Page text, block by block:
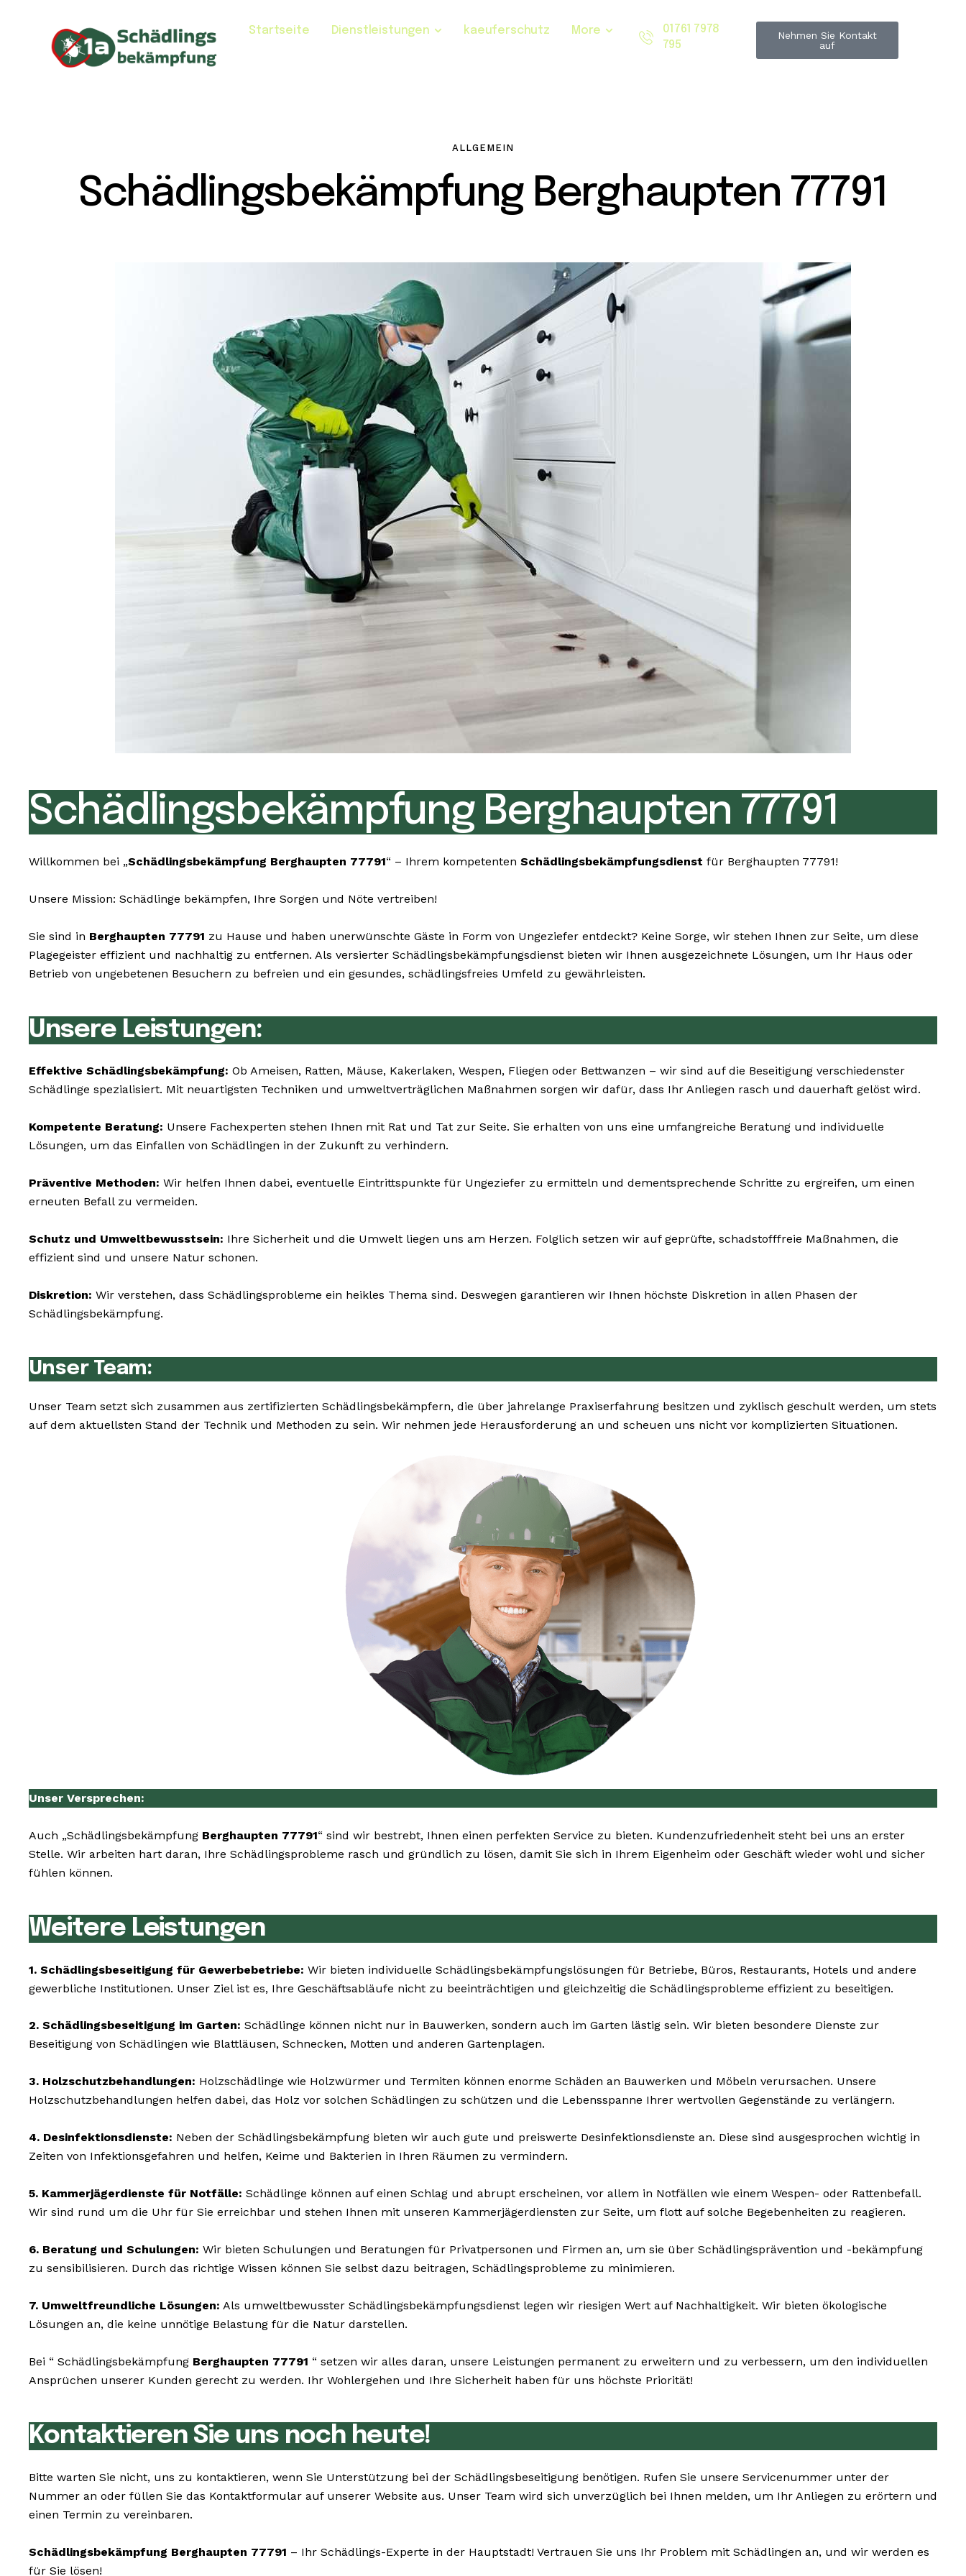
Startseite Dienstleistungen kaeuferschutz More
01761 7978
795
Nehmen Sie Kontakt
auf
ALLGEMEIN
Schädlingsbekämpfung Berghaupten 77791
Schädlingsbekämpfung Berghaupten 77791
Willkommen bei „Schädlingsbekämpfung Berghaupten 77791“ – Ihrem kompetenten Schädlingsbekämpfungsdienst für Berghaupten 77791!
Unsere Mission: Schädlinge bekämpfen, Ihre Sorgen und Nöte vertreiben!
Sie sind in Berghaupten 77791 zu Hause und haben unerwünschte Gäste in Form von Ungeziefer entdeckt? Keine Sorge, wir stehen Ihnen zur Seite, um diese
Plagegeister effizient und nachhaltig zu entfernen. Als versierter Schädlingsbekämpfungsdienst bieten wir Ihnen ausgezeichnete Lösungen, um Ihr Haus oder
Betrieb von ungebetenen Besuchern zu befreien und ein gesundes, schädlingsfreies Umfeld zu gewährleisten.
Unsere Leistungen:
Effektive Schädlingsbekämpfung: Ob Ameisen, Ratten, Mäuse, Kakerlaken, Wespen, Fliegen oder Bettwanzen – wir sind auf die Beseitigung verschiedenster
Schädlinge spezialisiert. Mit neuartigsten Techniken und umweltverträglichen Maßnahmen sorgen wir dafür, dass Ihr Anliegen rasch und dauerhaft gelöst wird.
Kompetente Beratung: Unsere Fachexperten stehen Ihnen mit Rat und Tat zur Seite. Sie erhalten von uns eine umfangreiche Beratung und individuelle
Lösungen, um das Einfallen von Schädlingen in der Zukunft zu verhindern.
Präventive Methoden: Wir helfen Ihnen dabei, eventuelle Eintrittspunkte für Ungeziefer zu ermitteln und dementsprechende Schritte zu ergreifen, um einen
erneuten Befall zu vermeiden.
Schutz und Umweltbewusstsein: Ihre Sicherheit und die Umwelt liegen uns am Herzen. Folglich setzen wir auf geprüfte, schadstofffreie Maßnahmen, die
effizient sind und unsere Natur schonen.
Diskretion: Wir verstehen, dass Schädlingsprobleme ein heikles Thema sind. Deswegen garantieren wir Ihnen höchste Diskretion in allen Phasen der
Schädlingsbekämpfung.
Unser Team:
Unser Team setzt sich zusammen aus zertifizierten Schädlingsbekämpfern, die über jahrelange Praxiserfahrung besitzen und zyklisch geschult werden, um stets
auf dem aktuellsten Stand der Technik und Methoden zu sein. Wir nehmen jede Herausforderung an und scheuen uns nicht vor komplizierten Situationen.
Unser Versprechen:
Auch „Schädlingsbekämpfung Berghaupten 77791“ sind wir bestrebt, Ihnen einen perfekten Service zu bieten. Kundenzufriedenheit steht bei uns an erster
Stelle. Wir arbeiten hart daran, Ihre Schädlingsprobleme rasch und gründlich zu lösen, damit Sie sich in Ihrem Eigenheim oder Geschäft wieder wohl und sicher
fühlen können.
Weitere Leistungen
1. Schädlingsbeseitigung für Gewerbebetriebe: Wir bieten individuelle Schädlingsbekämpfungslösungen für Betriebe, Büros, Restaurants, Hotels und andere
gewerbliche Institutionen. Unser Ziel ist es, Ihre Geschäftsabläufe nicht zu beeinträchtigen und gleichzeitig die Schädlingsprobleme effizient zu beseitigen.
2. Schädlingsbeseitigung im Garten: Schädlinge können nicht nur in Bauwerken, sondern auch im Garten lästig sein. Wir bieten besondere Dienste zur
Beseitigung von Schädlingen wie Blattläusen, Schnecken, Motten und anderen Gartenplagen.
3. Holzschutzbehandlungen: Holzschädlinge wie Holzwürmer und Termiten können enorme Schäden an Bauwerken und Möbeln verursachen. Unsere
Holzschutzbehandlungen helfen dabei, das Holz vor solchen Schädlingen zu schützen und die Lebensspanne Ihrer wertvollen Gegenstände zu verlängern.
4. Desinfektionsdienste: Neben der Schädlingsbekämpfung bieten wir auch gute und preiswerte Desinfektionsdienste an. Diese sind ausgesprochen wichtig in
Zeiten von Infektionsgefahren und helfen, Keime und Bakterien in Ihren Räumen zu vermindern.
5. Kammerjägerdienste für Notfälle: Schädlinge können auf einen Schlag und abrupt erscheinen, vor allem in Notfällen wie einem Wespen- oder Rattenbefall.
Wir sind rund um die Uhr für Sie erreichbar und stehen Ihnen mit unseren Kammerjägerdiensten zur Seite, um flott auf solche Begebenheiten zu reagieren.
6. Beratung und Schulungen: Wir bieten Schulungen und Beratungen für Privatpersonen und Firmen an, um sie über Schädlingsprävention und -bekämpfung
zu sensibilisieren. Durch das richtige Wissen können Sie selbst dazu beitragen, Schädlingsprobleme zu minimieren.
7. Umweltfreundliche Lösungen: Als umweltbewusster Schädlingsbekämpfungsdienst legen wir riesigen Wert auf Nachhaltigkeit. Wir bieten ökologische
Lösungen an, die keine unnötige Belastung für die Natur darstellen.
Bei “ Schädlingsbekämpfung Berghaupten 77791 “ setzen wir alles daran, unsere Leistungen permanent zu erweitern und zu verbessern, um den individuellen
Ansprüchen unserer Kunden gerecht zu werden. Ihr Wohlergehen und Ihre Sicherheit haben für uns höchste Priorität!
Kontaktieren Sie uns noch heute!
Bitte warten Sie nicht, uns zu kontaktieren, wenn Sie Unterstützung bei der Schädlingsbeseitigung benötigen. Rufen Sie unsere Servicenummer unter der
Nummer an oder füllen Sie das Kontaktformular auf unserer Website aus. Unser Team wird sich unverzüglich bei Ihnen melden, um Ihr Anliegen zu erörtern und
einen Termin zu vereinbaren.
Schädlingsbekämpfung Berghaupten 77791 – Ihr Schädlings-Experte in der Hauptstadt! Vertrauen Sie uns Ihr Problem mit Schädlingen an, und wir werden es
für Sie lösen!